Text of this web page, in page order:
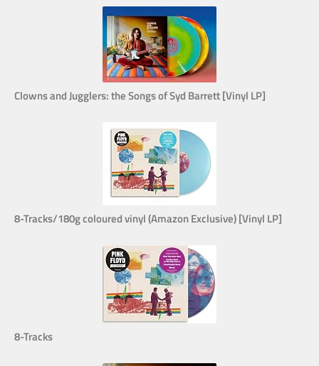
Clowns and Jugglers: the Songs of Syd Barrett [Vinyl LP]
8-Tracks/180g coloured vinyl (Amazon Exclusive) [Vinyl LP]
8-Tracks